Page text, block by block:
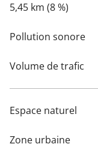
5,45 km (8 %)
Pollution sonore
Volume de trafic
Espace naturel
Zone urbaine